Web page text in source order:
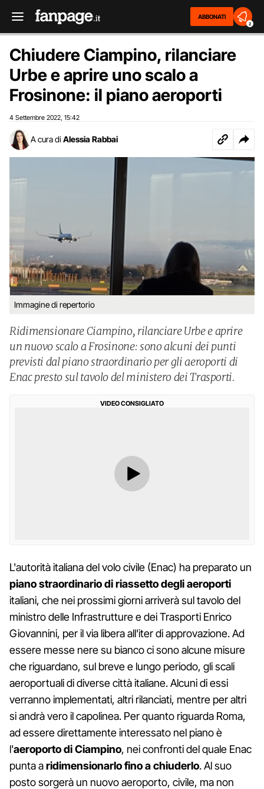
ABBONATI
2
Chiudere Ciampino, rilanciare
Urbe e aprire uno scalo a
Frosinone: il piano aeroporti
4 Settembre 2022 15:42
A cura di Alessia Rabbai
Immagine di repertorio
Ridimensionare Ciampino, rilanciare Urbe e aprire
un nuovo scalo a Frosinone: sono alcuni dei punti
previsti dal piano straordinario per gli aeroporti di
Enac presto sul tavolo del ministero dei Trasporti.
VIDEO CONSIGLIATO
L'autorità italiana del volo civile (Enac) ha preparato un
piano straordinario di riassetto degli aeroporti
italiani, che nei prossimi giorni arriverà sul tavolo del
ministro delle Infrastrutture e dei Trasporti Enrico
Giovannini, per il via libera all'iter di approvazione. Ad
essere messe nere su bianco ci sono alcune misure
che riguardano, sul breve e lungo periodo, gli scali
aeroportuali di diverse città italiane. Alcuni di essi
verranno implementati, altri rilanciati, mentre per altri
si andrà vero il capolinea. Per quanto riguarda Roma,
ad essere direttamente interessato nel piano è
l'aeroporto di Ciampino, nei confronti del quale Enac
punta aridimensionarlo fino a chiuderlo. Al suo
posto sorgerà un nuovo aeroporto, civile, ma non